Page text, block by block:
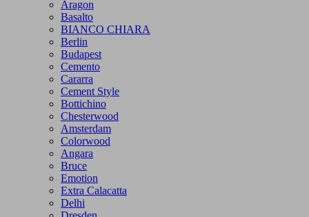
Aragon
Basalto
BIANCO CHIARA
Berlin
Budapest
Cemento
Cararra
Cement Style
Bottichino
Chesterwood
Amsterdam
Colorwood
Angara
Bruce
Emotion
Extra Calacatta
Delhi